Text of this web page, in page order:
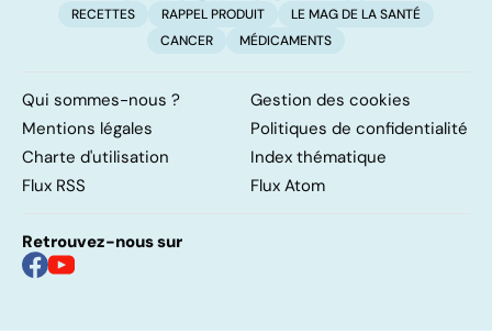
RECETTES RAPPEL PRODUIT
LE MAG DE LA SANTÉ
CANCER
MÉDICAMENTS
Qui sommes-nous ?
Gestion des cookies
Mentions légales
Politiques de confidentialité
Charte d'utilisation
Index thématique
Flux RSS
Flux Atom
Retrouvez-nous sur